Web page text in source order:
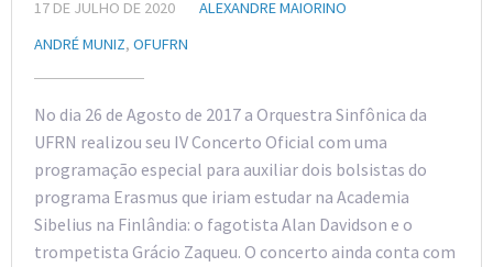
17 DE JULHO DE 2020
ALEXANDRE MAIORINO
ANDRÉ MUNIZ, OFUFRN
No dia 26 de Agosto de 2017 a Orquestra Sinfônica da
UFRN realizou seu IV Concerto Oficial com uma
programação especial para auxiliar dois bolsistas do
programa Erasmus que iriam estudar na Academia
Sibelius na Finlândia: o fagotista Alan Davidson e o
trompetista Grácio Zaqueu. O concerto ainda conta com